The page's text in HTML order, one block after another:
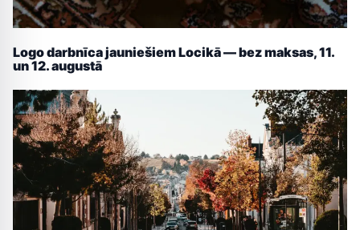
Logo darbnīca jauniešiem Locikā — bez maksas, 11.
un 12. augustā